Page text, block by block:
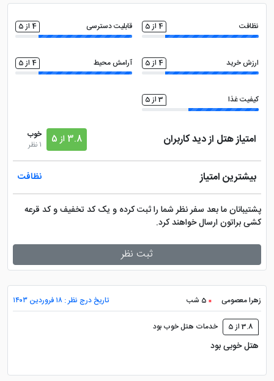
سالن بدنسازی امکانات بازی کودکان
اتو
خدمات خشک شویی (لاندری) تلویزیون ال سی دی
وان در حمام
اینترنت با سرعت بالا سالن همایش
نظافت 4 از 5 قابلیت دسترسی 4 از 5
ارزش خرید 4 از 5 آرامش محیط 4 از 5
کیفیت غذا 3 از 5
امتیاز هتل از دید کاربران 3.8 از 5
خوب
1 نظر
بیشترین امتیاز نظافت
پشتیبانان ما بعد سفر نظر شما را ثبت کرده و یک کد تخفیف و کد قرعه
کشی براتون ارسال خواهند کرد.
ثبت نظر
زهرا معصومی 5 شب تاریخ درج نظر : ۱۸ فروردین ۱۴۰۳
3.8 از 5 خدمات هتل خوب بود
هتل خوبی بود